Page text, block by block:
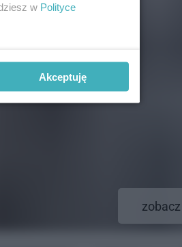
w Polityce
Akceptuję